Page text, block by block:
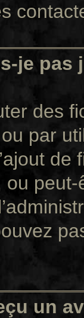
je pas
des
par
ou
un